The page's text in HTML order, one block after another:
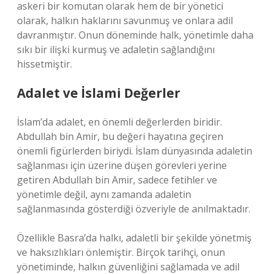
askeri bir komutan olarak hem de bir yönetici
olarak, halkın haklarını savunmuş ve onlara adil
davranmıştır. Onun döneminde halk, yönetimle daha
sıkı bir ilişki kurmuş ve adaletin sağlandığını
hissetmiştir.
Adalet ve İslami Değerler
İslam’da adalet, en önemli değerlerden biridir.
Abdullah bin Amir, bu değeri hayatına geçiren
önemli figürlerden biriydi. İslam dünyasında adaletin
sağlanması için üzerine düşen görevleri yerine
getiren Abdullah bin Amir, sadece fetihler ve
yönetimle değil, aynı zamanda adaletin
sağlanmasında gösterdiği özveriyle de anılmaktadır.
Özellikle Basra’da halkı, adaletli bir şekilde yönetmiş
ve haksızlıkları önlemiştir. Birçok tarihçi, onun
yönetiminde, halkın güvenliğini sağlamada ve adil